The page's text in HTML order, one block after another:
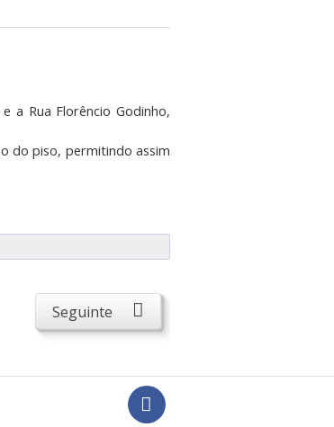
a Rua Florêncio Godinho,
do piso, permitindo assim
Seguinte